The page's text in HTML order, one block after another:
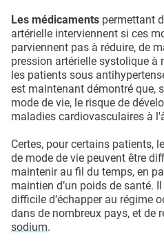
Les médicaments permettant
artérielle interviennent si ces
parviennent pas à réduire, de
pression artérielle systolique à
les patients sous
est maintenant démontré que,
mode de vie, le risque de
maladies cardiovasculaires à
Certes, pour certains patients,
de mode de vie peuvent être
maintenir au fil du temps, en
maintien d’un poids de santé.
difficile d‘échapper au régime
dans de nombreux pays, et de
sodium.